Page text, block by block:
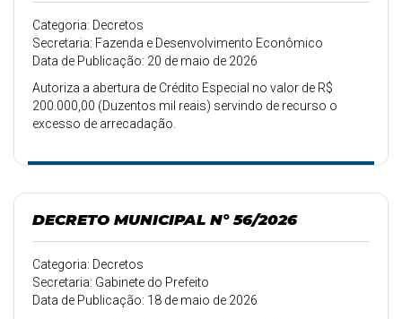
Categoria: Decretos
Secretaria: Fazenda e Desenvolvimento Econômico
Data de Publicação: 20 de maio de 2026
Autoriza a abertura de Crédito Especial no valor de R$
200.000,00 (Duzentos mil reais) servindo de recurso o
excesso de arrecadação.
DECRETO MUNICIPAL N° 56/2026
Categoria: Decretos
Secretaria: Gabinete do Prefeito
Data de Publicação: 18 de maio de 2026